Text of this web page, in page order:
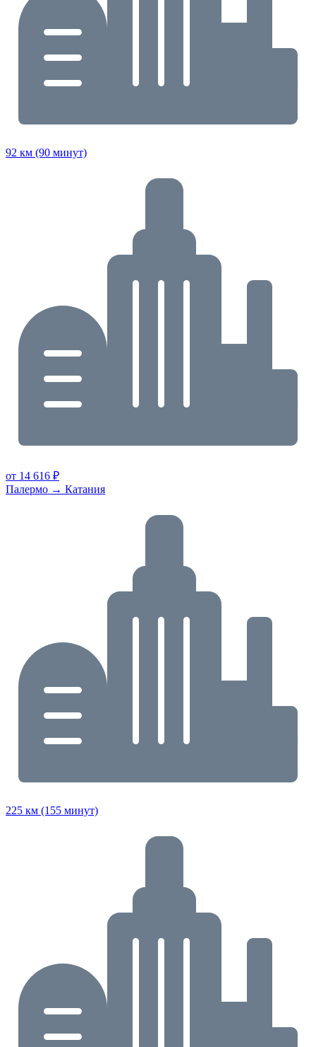
92 км (90 минут)
от 14 616 ₽
Палермо → Катания
225 км (155 минут)